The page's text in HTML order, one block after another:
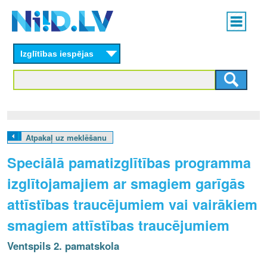
content
Main
menu
L
V
Izglītības iespējas
Atpakaļ uz meklēšanu
Speciālā pamatizglītības programma
izglītojamajiem ar smagiem garīgās
attīstības traucējumiem vai vairākiem
smagiem attīstības traucējumiem
Ventspils 2. pamatskola